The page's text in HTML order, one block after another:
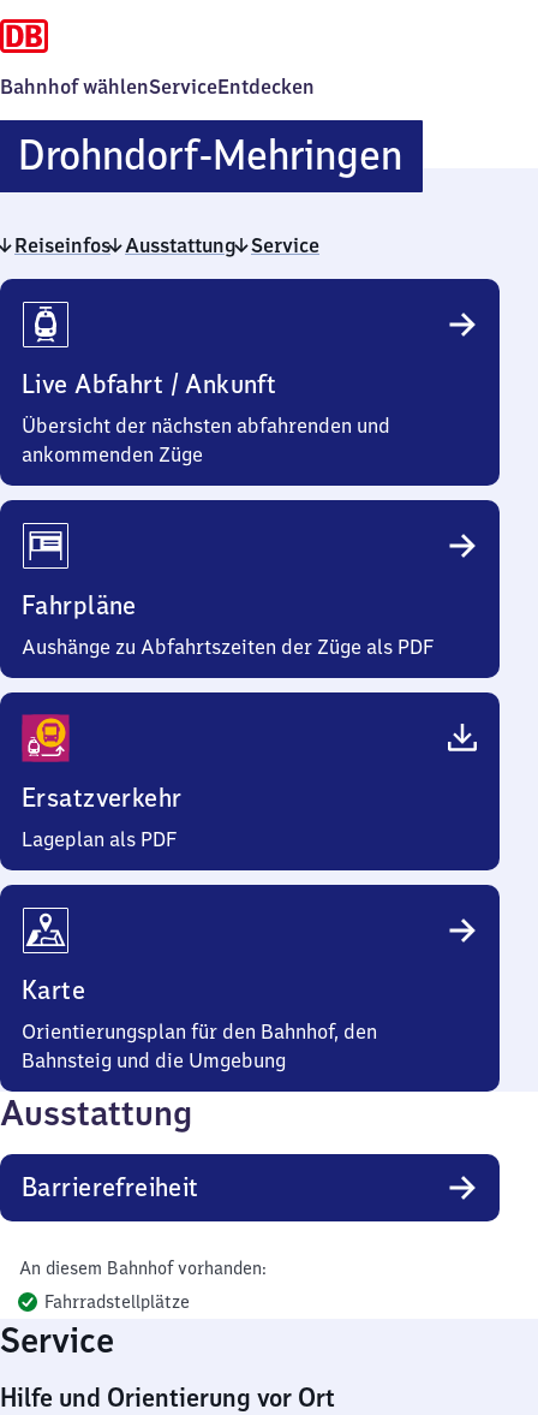
Bahnhof wählenServiceEntdecken
Drohndorf-Mehringen
Reiseinfos Ausstattung Service
Reiseinfos
Live Abfahrt / Ankunft
Übersicht der nächsten abfahrenden und
ankommenden Züge
Fahrpläne
Aushänge zu Abfahrtszeiten der Züge als PDF
Ersatzverkehr
Lageplan als PDF
Karte
Orientierungsplan für den Bahnhof, den
Bahnsteig und die Umgebung
Ausstattung
Barrierefreiheit
An diesem Bahnhof vorhanden:
Fahrradstellplätze
Service
Hilfe und Orientierung vor Ort